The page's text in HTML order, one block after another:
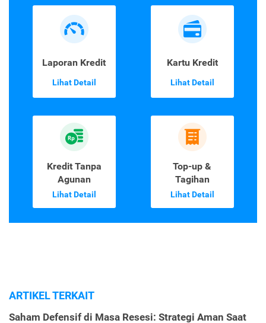
Laporan Kredit
Lihat Detail
Kartu Kredit
Lihat Detail
Kredit Tanpa
Agunan
Lihat Detail
Top-up &
Tagihan
Lihat Detail
ARTIKEL TERKAIT
Saham Defensif di Masa Resesi: Strategi Aman Saat